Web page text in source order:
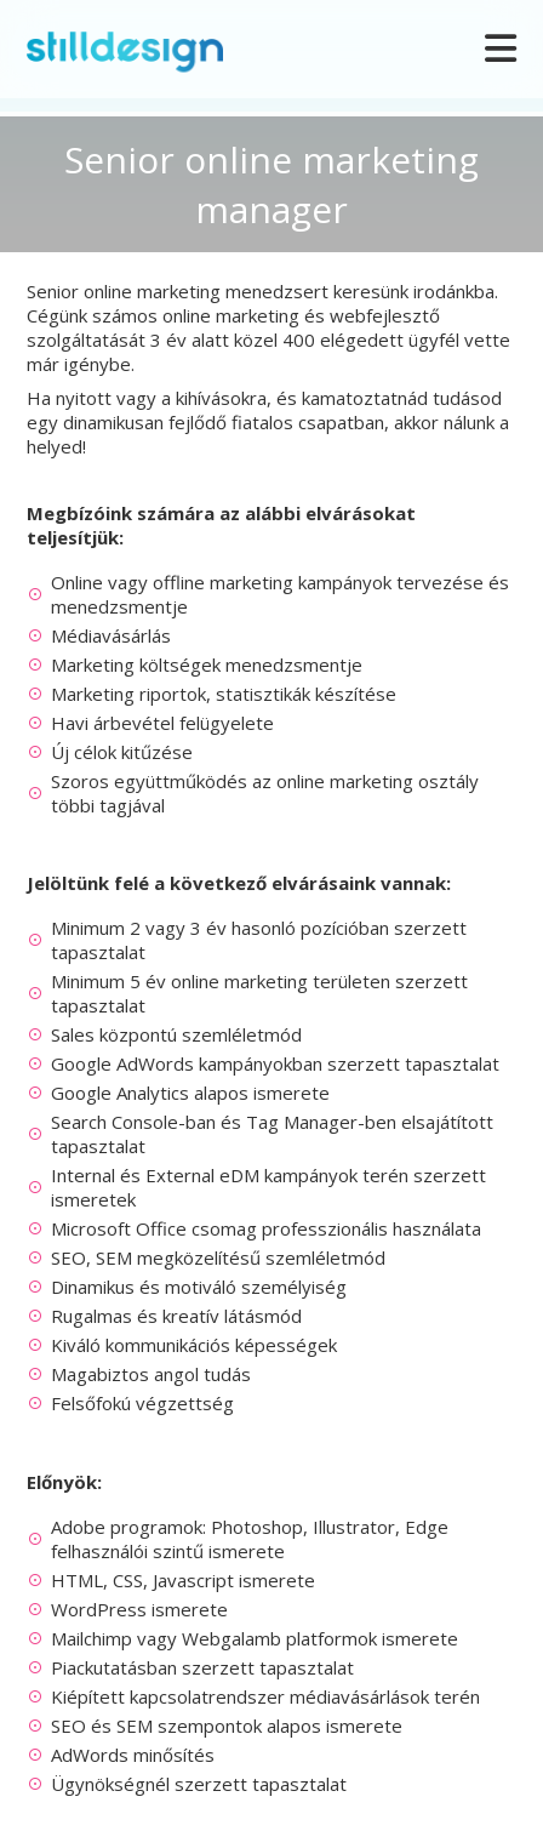
Senior online marketing
manager
Senior online marketing menedzsert keresünk irodánkba.
Cégünk számos online marketing és webfejlesztő
szolgáltatását 3 év alatt közel 400 elégedett ügyfél vette
már igénybe.
Ha nyitott vagy a kihívásokra, és kamatoztatnád tudásod
egy dinamikusan fejlődő fiatalos csapatban, akkor nálunk a
helyed!
Megbízóink számára az alábbi elvárásokat
teljesítjük:
Online vagy offline marketing kampányok tervezése és
menedzsmentje
Médiavásárlás
Marketing költségek menedzsmentje
Marketing riportok, statisztikák készítése
Havi árbevétel felügyelete
Új célok kitűzése
Szoros együttműködés az online marketing osztály
többi tagjával
Jelöltünk felé a következő elvárásaink vannak:
Minimum 2 vagy 3 év hasonló pozícióban szerzett
tapasztalat
Minimum 5 év online marketing területen szerzett
tapasztalat
Sales központú szemléletmód
Google AdWords kampányokban szerzett tapasztalat
Google Analytics alapos ismerete
Search Console-ban és Tag Manager-ben elsajátított
tapasztalat
Internal és External eDM kampányok terén szerzett
ismeretek
Microsoft Office csomag professzionális használata
SEO, SEM megközelítésű szemléletmód
Dinamikus és motiváló személyiség
Rugalmas és kreatív látásmód
Kiváló kommunikációs képességek
Magabiztos angol tudás
Felsőfokú végzettség
Előnyök:
Adobe programok: Photoshop, Illustrator, Edge
felhasználói szintű ismerete
HTML, CSS, Javascript ismerete
WordPress ismerete
Mailchimp vagy Webgalamb platformok ismerete
Piackutatásban szerzett tapasztalat
Kiépített kapcsolatrendszer médiavásárlások terén
SEO és SEM szempontok alapos ismerete
AdWords minősítés
Ügynökségnél szerzett tapasztalat